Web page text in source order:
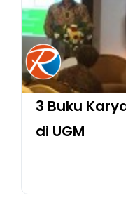
3 Buku
di UGM